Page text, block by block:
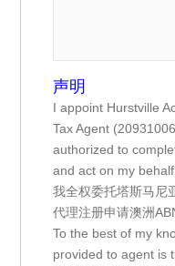
声明
I appoint Hurstville
Tax Agent
authorized to
and act on my behalf.
我全权委托塔斯马尼
代理注册申请澳洲
To the best of my
provided to agent is